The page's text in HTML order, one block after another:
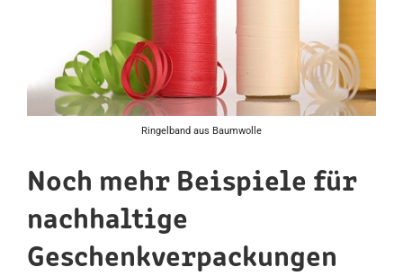
Ringelband aus Baumwolle
Noch mehr Beispiele für
nachhaltige
Geschenkverpackungen